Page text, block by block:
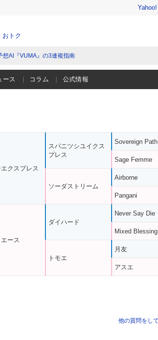
おトク
想AI『VUMA』の3連複指南
ース コラム 公式情報
クスプレス
ース
スパニツシユイクス
プレス
ソーダストリーム
ダイハード
トモエ
Sovereign Path
Sage Femme
Airborne
Pangani
Never Say Die
Mixed Blessing
月友
アスエ
他の質問をし